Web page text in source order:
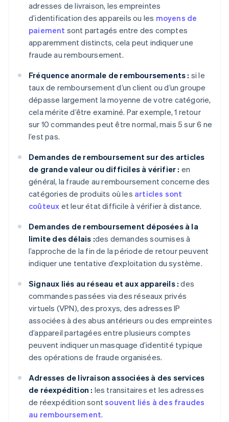
adresses de livraison, les empreintes
d’identification des appareils ou les moyens de
paiement sont partagés entre des comptes
apparemment distincts, cela peut indiquer une
fraude au remboursement.
Fréquence anormale de remboursements : si le
taux de remboursement d’un client ou d’un groupe
dépasse largement la moyenne de votre catégorie,
cela mérite d’être examiné. Par exemple, 1 retour
sur 10 commandes peut être normal, mais 5 sur 6 ne
l’est pas.
Demandes de remboursement sur des articles
de grande valeur ou difficiles à vérifier : en
général, la fraude au remboursement concerne des
catégories de produits où les articles sont
coûteux et leur état difficile à vérifier à distance.
Demandes de remboursement déposées à la
limite des délais :des demandes soumises à
l’approche de la fin de la période de retour peuvent
indiquer une tentative d’exploitation du système.
Signaux liés au réseau et aux appareils : des
commandes passées via des réseaux privés
virtuels (VPN), des proxys, des adresses IP
associées à des abus antérieurs ou des empreintes
d’appareil partagées entre plusieurs comptes
peuvent indiquer un masquage d’identité typique
des opérations de fraude organisées.
Adresses de livraison associées à des services
de réexpédition : les transitaires et les adresses
de réexpédition sontsouvent liés à des fraudes
au remboursement.